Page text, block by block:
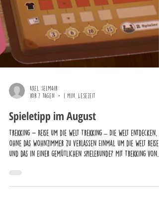
Axel Selmair
vor 7 Tagen
1 Min. Lesezeit
Spieletipp im August
Trekking - Reise um die Welt Trekking – Die Welt entdecken,
ohne das Wohnzimmer zu verlassen Einmal um die Welt
und das in einer gemütlichen Spielerunde? Mit Trekking von
wunderschönen Familienspiel begebt ihr euch auf eine
spannende Reise zu den beeindruckendsten Orten der Erde. Mit